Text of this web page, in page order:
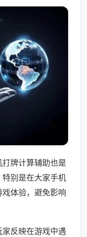
牌计算辅助也是
别是在大家手机
体验，避免影响
反映在游戏中遇